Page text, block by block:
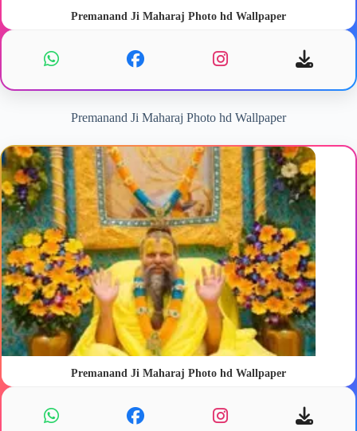
Premanand Ji Maharaj Photo hd Wallpaper
Premanand Ji Maharaj Photo hd Wallpaper
Premanand Ji Maharaj Photo hd Wallpaper